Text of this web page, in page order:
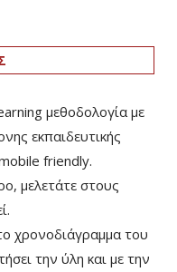
μεθοδολογία με
εκπαιδευτικής
friendly.
μελετάτε στους
χρονοδιάγραμμα του
την ύλη και με την